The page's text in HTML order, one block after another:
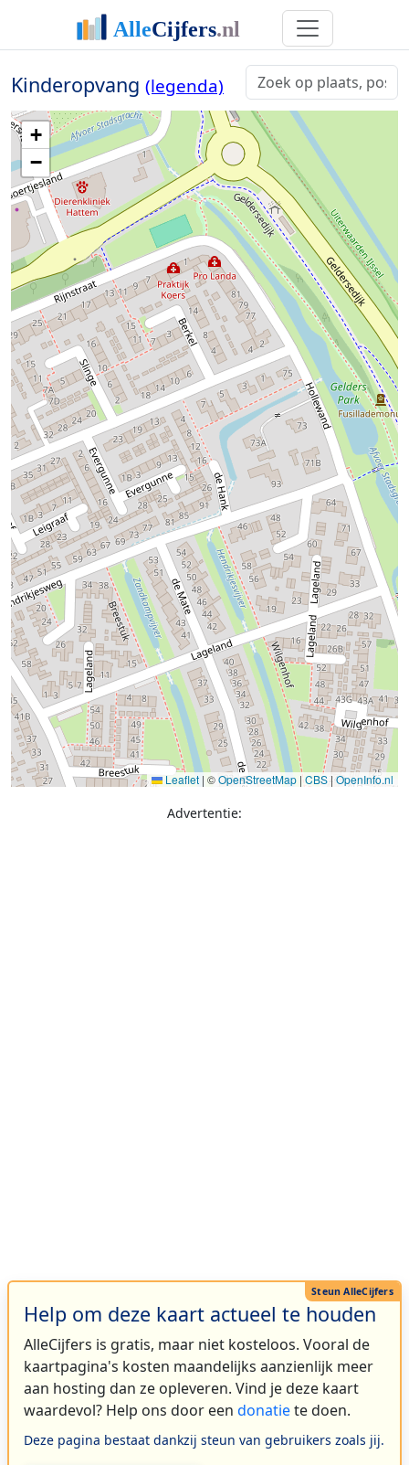
Kinderopvang (legenda)
+
−
Leaflet | ©OpenStreetMap | CBS | OpenInfo.nl
Advertentie:
Help om deze kaart actueel te houden
AlleCijfers is gratis, maar niet kosteloos. Vooral de
kaartpagina's kosten maandelijks aanzienlijk meer
aan hosting dan ze opleveren. Vind je deze kaart
waardevol? Help ons door een donatiete doen.
Deze pagina bestaat dankzij steun van gebruikers zoals jij.